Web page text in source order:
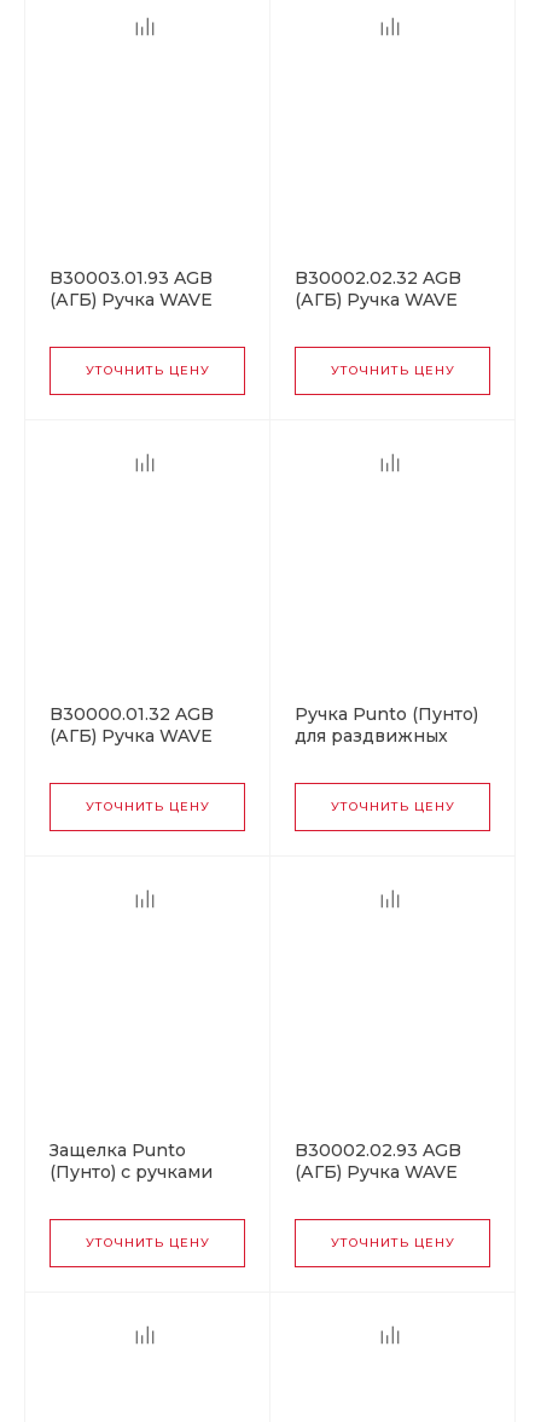
B30003.01.93 AGB
(АГБ) Ручка WAVE
(черный), для
раздвижных дверей
УТОЧНИТЬ ЦЕНУ
B30002.02.32 AGB
(АГБ) Ручка WAVE
для раздвижных
дверей
УТОЧНИТЬ ЦЕНУ
B30000.01.32 AGB
(АГБ) Ручка WAVE
хром), для
раздвижных дверей
УТОЧНИТЬ ЦЕНУ
Ручка Punto (Пунто)
для раздвижных
(Soft LINE SL-010) SN
матовый никель
УТОЧНИТЬ ЦЕНУ
Защелка Punto
(Пунто) с ручками
дверей
SH.SL152.KIT011-BK
УТОЧНИТЬ ЦЕНУ
B30002.02.93 AGB
(АГБ) Ручка WAVE
для раздвижных
дверей
УТОЧНИТЬ ЦЕНУ